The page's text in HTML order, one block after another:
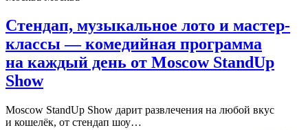
Стендап, музыкальное лото и мастер-
классы — комедийная программа
на каждый день от Moscow StandUp
Show
Moscow StandUp Show дарит развлечения на любой вкус
и кошелёк, от стендап шоу…